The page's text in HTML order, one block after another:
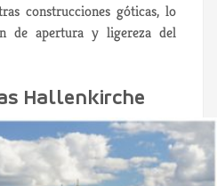
construcciones góticas, lo
de apertura y ligereza del
Hallenkirche